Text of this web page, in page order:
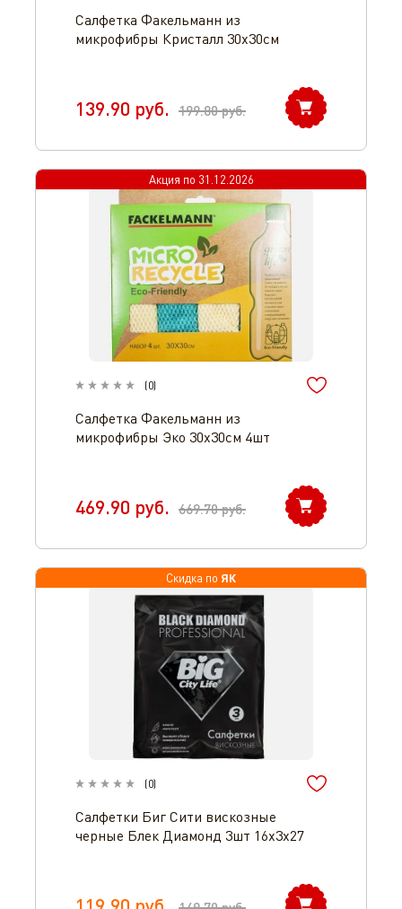
Салфетка Факельманн из
микрофибры Кристалл 30х30см
139.90 руб. 199.80руб.
Акция по 31.12.2026
(0)
Салфетка Факельманн из
микрофибры Эко 30х30см 4шт
469.90 руб. 669.70руб.
Скидка по ЯК
(0)
Салфетки Биг Сити вискозные
черные Блек Диамонд 3шт 16х3х27